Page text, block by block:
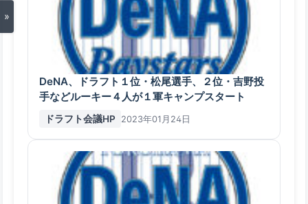
»
DeNA、ドラフト１位・松尾選手、２位・吉野投
手などルーキー４人が１軍キャンプスタート
ドラフト会議HP 2023年01月24日